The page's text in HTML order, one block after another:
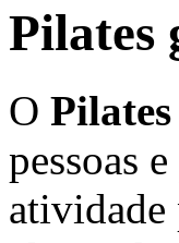
Pilates
O Pilates
pessoas